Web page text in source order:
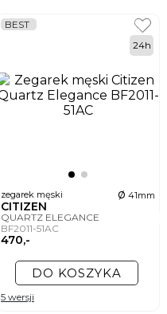
zegarek męski ø 41mm
CITIZEN
QUARTZ ELEGANCE
BF2011-51AC
470,-
BEST
24h
DO KOSZYKA
5 wersji